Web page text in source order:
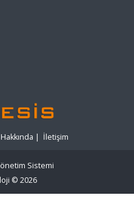
| İletişim
Sistemi
© 2026